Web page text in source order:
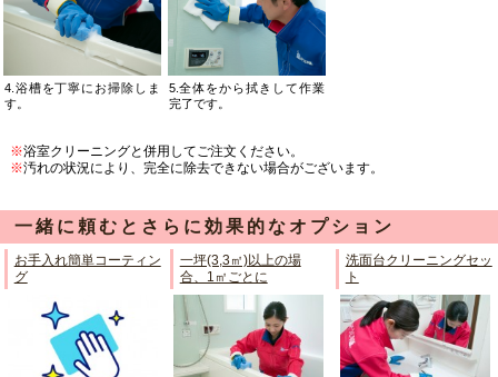
4.浴槽を丁寧にお掃除しま
す。
5.全体をから拭きして作業
完了です。
※浴室クリーニングと併用してご注文ください。
※汚れの状況により、完全に除去できない場合がございます。
一緒に頼むとさらに効果的なオプション
お手入れ簡単コーティン
グ
一坪(3,3㎡)以上の場
合、1㎡ごとに
洗面台クリーニングセッ
ト